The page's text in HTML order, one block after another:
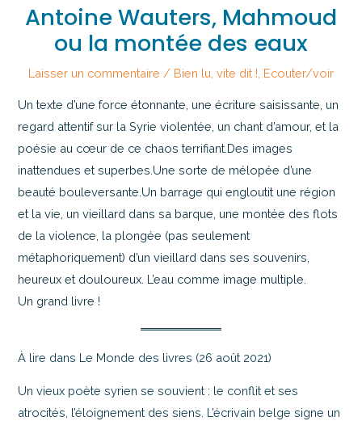
Antoine Wauters, Mahmoud
ou la montée des eaux
Laisser un commentaire / Bien lu, vite dit ! Ecouter/voir
Un texte d’une force étonnante, une écriture saisissante, un
regard attentif sur la Syrie violentée, un chant d’amour, et la
poésie au cœur de ce chaos terrifiant.Des images
inattendues et superbes.Une sorte de mélopée d’une
beauté bouleversante.Un barrage qui engloutit une région
et la vie, un vieillard dans sa barque, une montée des flots
de la violence, la plongée (pas seulement
métaphoriquement) d’un vieillard dans ses souvenirs,
heureux et douloureux. L’eau comme image multiple.
Un grand livre !
À lire dans Le Monde des livres (26 août 2021)
Un vieux poète syrien se souvient : le conflit et ses
atrocités, l’éloignement des siens. L’écrivain belge signe un